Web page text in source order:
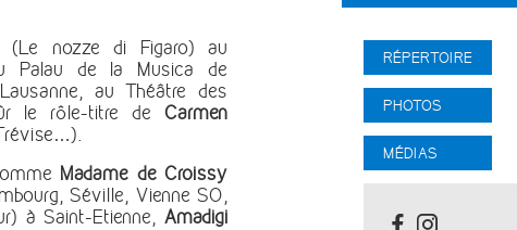
nozze di Figaro) au
Palau de la Musica de
au Théâtre des
le rôle-titre de Carmen
Madame de Croissy
Séville, Vienne SO,
à Saint-Etienne,Amadigi
RÉPERTOIRE
PHOTOS
MÉDIAS